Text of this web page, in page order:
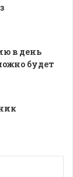
в день
будет